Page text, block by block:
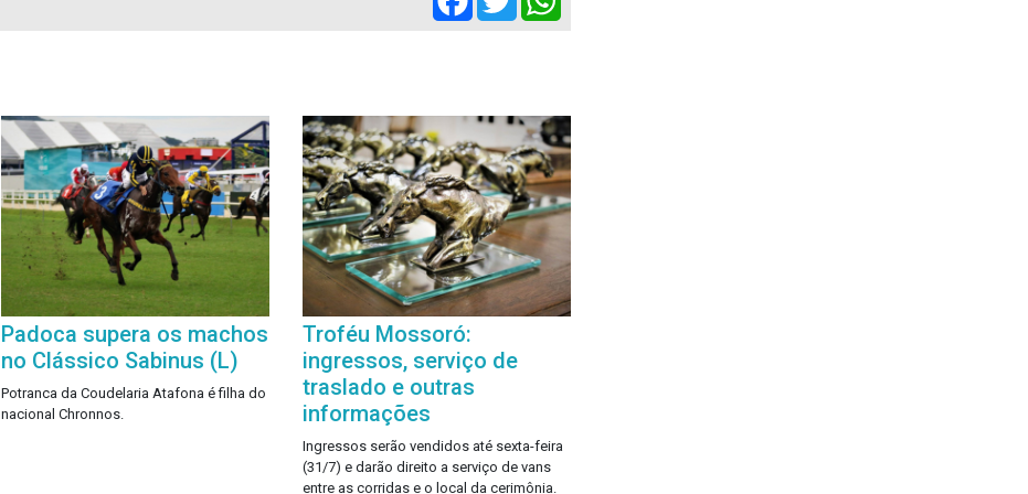
Padoca supera os machos
no Clássico Sabinus (L)
Potranca da Coudelaria Atafona é filha do
nacional Chronnos.
Troféu Mossoró:
ingressos, serviço de
traslado e outras
informações
Ingressos serão vendidos até sexta-feira
(31/7) e darão direito a serviço de vans
entre as corridas e o local da cerimônia.